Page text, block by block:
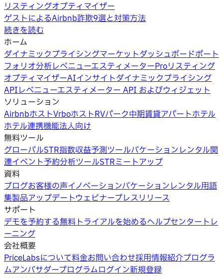
リスティングオプティマイザー
ゲストによるAirbnb詐欺9選と対策方法
続きを読む
ホーム
ダイナミックプライシングマーケットダッシュボードポート
フォリオ分析レベニューエスティメーターProリスティング
オプティマイザーAIインサイトダイナミックプライシング
APIレベニューエスティメーター API およびウィジェット
ソリューション
AirbnbホストVrboホストRVパーク中期賃貸アパートホテル
ホテル連携機能法人向け
無料ツール
グローバルSTR指数収益予測ツールバケーションレンタル関
連イベント予約分析ツールSTRミートアップ
資料
ブログお客様の声イノベーションバケーションレンタル用語
集製品アップデートウェビナープレスリリース
サポート
デモを予約する無料トライアルを始めるヘルプセンタートレ
ーニング
会社概要
PriceLabsについて料金お問い合わせ採用情報紹介プログラ
ムアンバサダープログラムログイン新規登録